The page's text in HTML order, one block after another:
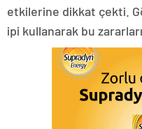
etkilerine dikkat çekti.
ipi kullanarak bu